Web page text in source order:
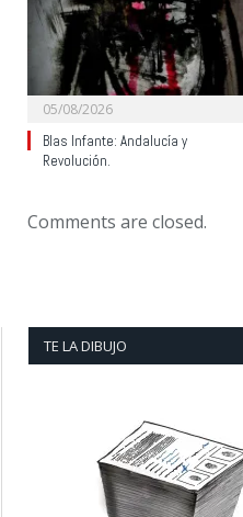
05/08/2026
Blas Infante: Andalucía y
Revolución.
Comments are closed.
TE LA DIBUJO